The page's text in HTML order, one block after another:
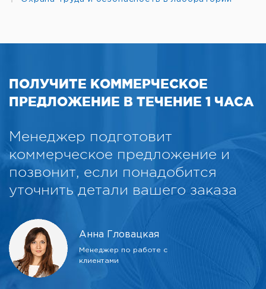
ПОЛУЧИТЕ КОММЕРЧЕСКОЕ
ПРЕДЛОЖЕНИЕ В ТЕЧЕНИЕ 1 ЧАСА
Менеджер подготовит
коммерческое предложение и
позвонит, если понадобится
уточнить детали вашего заказа
Анна Гловацкая
Менеджер по работе с
клиентами